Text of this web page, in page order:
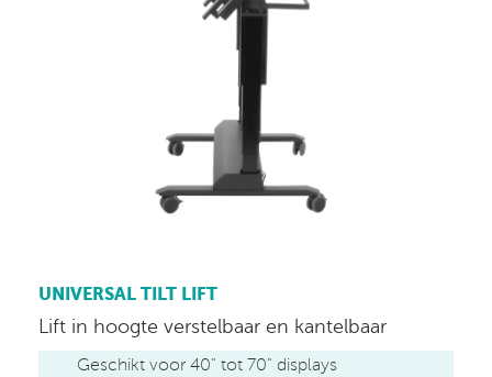
UNIVERSAL TILT LIFT
Lift in hoogte verstelbaar en kantelbaar
Geschikt voor 40" tot 70" displays